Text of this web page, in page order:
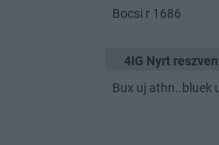
Bocsi r 1686
4IG Nyrt
Bux uj athn..bluek